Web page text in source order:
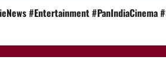
#Entertainment #PanIndiaCinema